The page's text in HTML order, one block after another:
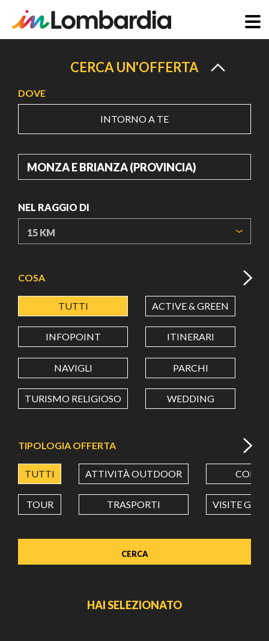
principale
CERCA UN'OFFERTA
DOVE
INTORNO A TE
DOVE
NEL RAGGIO DI
LATITUDINE
LONGITUDINE
Value in decimal degrees. Use dot (.) as decimal separator.
COSA
TUTTI ACTIVE & GREEN
INFOPOINT ITINERARI
NAVIGLI PARCHI
TURISMO RELIGIOSO WEDDING
TIPOLOGIA OFFERTA
TUTTI ATTIVITÀ OUTDOOR CORSI
TOUR TRASPORTI VISITE
HAI SELEZIONATO